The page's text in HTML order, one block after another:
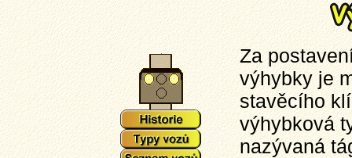
Za
výhybky je
stavěcího
výhybková
nazývaná